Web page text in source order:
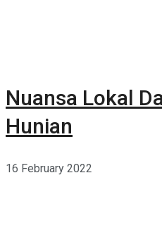
Nuansa Lokal
Hunian
16 February 2022